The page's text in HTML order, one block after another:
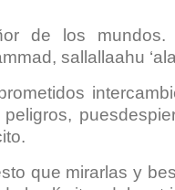
de los
sallallaahu
que mirarlas y